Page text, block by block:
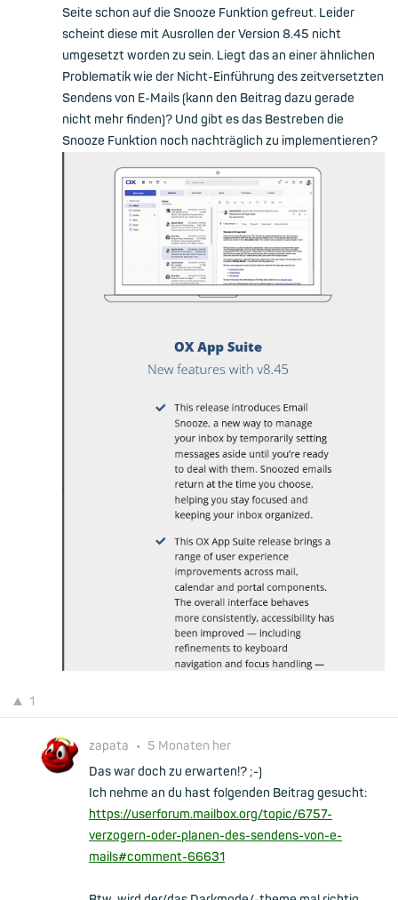
Seite schon auf die Snooze Funktion gefreut. Leider
scheint diese mit Ausrollen der Version 8.45 nicht
umgesetzt worden zu sein. Liegt das an einer ähnlichen
Problematik wie der Nicht-Einführung des zeitversetzten
Sendens von E-Mails (kann den Beitrag dazu gerade
nicht mehr finden)? Und gibt es das Bestreben die
Snooze Funktion noch nachträglich zu implementieren?
1
zapata • 5 Monaten her
Das war doch zu erwarten!? ;-)
Ich nehme an du hast folgenden Beitrag gesucht:
https://userforum.mailbox.org/topic/6757-
verzogern-oder-planen-des-sendens-von-e-
mails#comment-66631